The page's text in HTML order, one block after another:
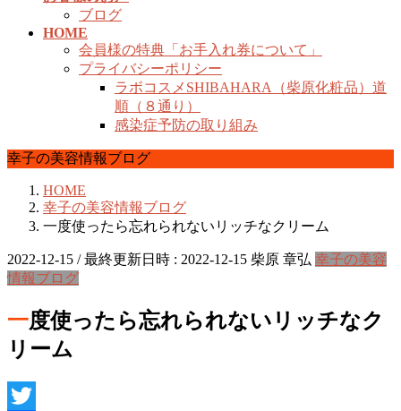
ブログ
HOME
会員様の特典「お手入れ券について」
プライバシーポリシー
ラボコスメSHIBAHARA（柴原化粧品）道
順（８通り）
感染症予防の取り組み
幸子の美容情報ブログ
HOME
幸子の美容情報ブログ
一度使ったら忘れられないリッチなクリーム
2022-12-15 / 最終更新日時 : 2022-12-15 柴原 章弘 幸子の美容
情報ブログ
一度使ったら忘れられないリッチなク
リーム